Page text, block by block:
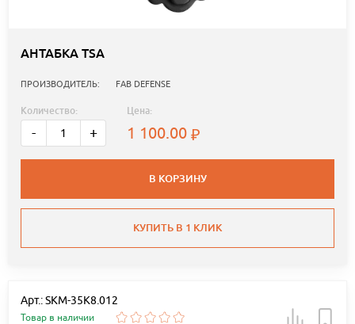
АНТАБКА TSA
ПРОИЗВОДИТЕЛЬ: FAB DEFENSE
Количество:
- +
Цена:
1 100.00
В КОРЗИНУ
КУПИТЬ В 1 КЛИК
Арт.: SKM-35K8.012
Товар в наличии